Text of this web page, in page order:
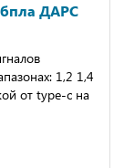
ДАРС
1,2 1,4
от tyре-с на